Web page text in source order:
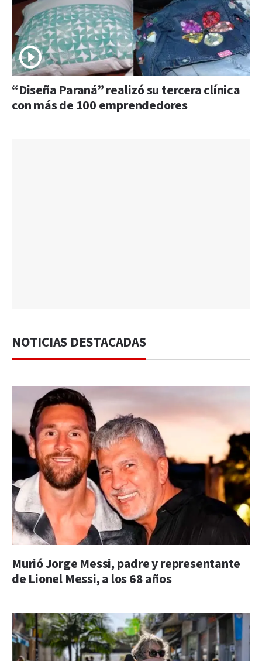
“Diseña Paraná” realizó su tercera clínica
con más de 100 emprendedores
NOTICIAS DESTACADAS
Murió Jorge Messi, padre y representante
de Lionel Messi, a los 68 años